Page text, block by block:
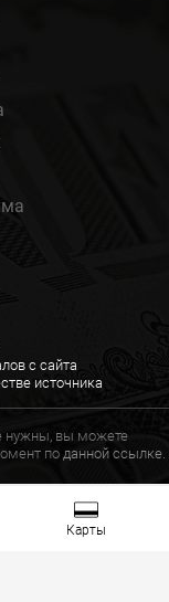
Карты
с сайта
источника
нужны, вы можете
по данной ссылке.